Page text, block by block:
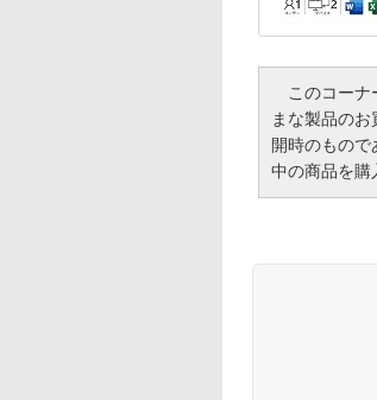
このコーナ
まな製品の
開時のもの
中の商品を購